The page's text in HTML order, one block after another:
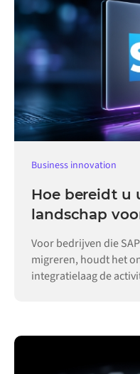
Business innovation
Hoe bereidt u
landschap
Voor bedrijven die
migreren, houdt het
integratielaag de